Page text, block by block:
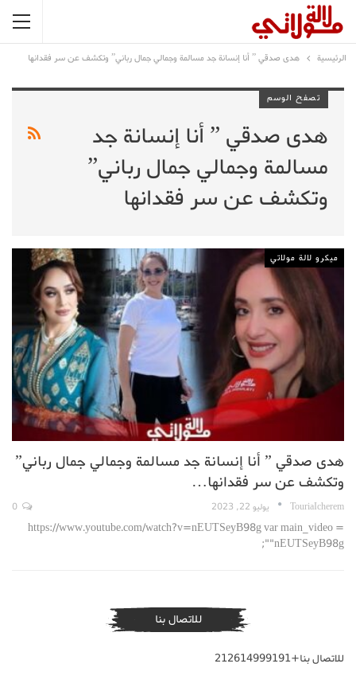
الرئيسية هدى صدقي ” أنا إنسانة جد مسالمة وجمالي جمال رباني” وتكشف عن سر فقدانها
تصفح الوسم
هدى صدقي ” أنا إنسانة جد
مسالمة وجمالي جمال رباني”
وتكشف عن سر فقدانها
ميكرو لالة مولاتي
هدى صدقي ” أنا إنسانة جد مسالمة وجمالي جمال رباني”
وتكشف عن سر فقدانها…
TouriaIcherem يوليو 22, 2023
https://www.youtube.com/watch?v=nEUTSeyB98g var main_video =
"nEUTSeyB98g";
للاتصال بنا
للاتصال بنا+212614999191